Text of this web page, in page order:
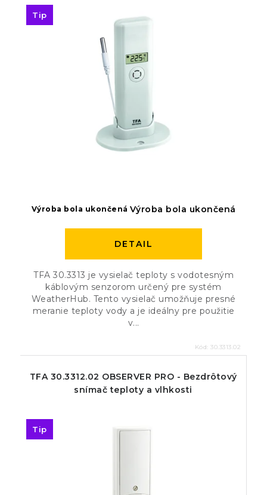
Tip
Výroba bola ukončená Výroba bola ukončená
DETAIL
TFA 30.3313 je vysielač teploty s vodotesným
káblovým senzorom určený pre systém
WeatherHub. Tento vysielač umožňuje presné
meranie teploty vody a je ideálny pre použitie
v...
Kód: 30.3313.02
TFA 30.3312.02 OBSERVER PRO - Bezdrôtový
snímač teploty a vlhkosti
Tip